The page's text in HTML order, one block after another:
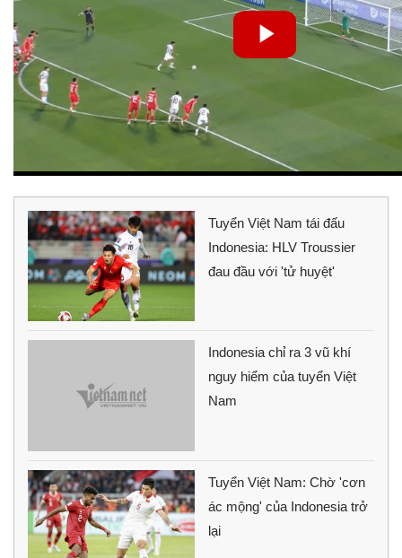
Tuyển Việt Nam tái đấu
Indonesia: HLV Troussier
đau đầu với 'tử huyệt'
Indonesia chỉ ra 3 vũ khí
nguy hiểm của tuyển Việt
Nam
Tuyển Việt Nam: Chờ 'cơn
ác mộng' của Indonesia trở
lại